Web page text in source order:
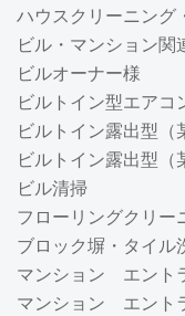
ハウスクリーニング
ビル・マンション関
ビルオーナー様
ビルトイン型エアコ
ビルトイン露出型（
ビルトイン露出型（
ビル清掃
フローリングクリー
ブロック塀・タイル
マンション エント
マンション エント